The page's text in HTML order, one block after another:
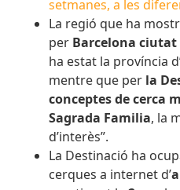
setmanes, a les
La regió que ha
per Barcelona ciutat
ha estat la província
mentre que per la
conceptes de cerca
Sagrada Familia, la
d’interès”.
La Destinació ha
cerques a internet d’